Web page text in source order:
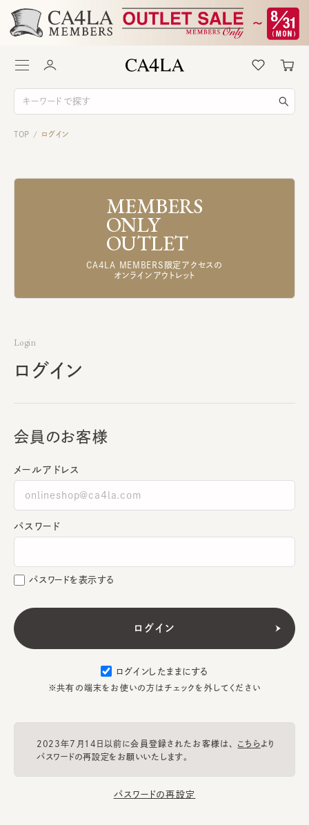
TOP / ログイン
MEMBERS
ONLY
OUTLET
CA4LA MEMBERS限定アクセスの
オンラインアウトレット
Login
ログイン
会員のお客様
メールアドレス
パスワード
パスワードを表示する
ログインしたままにする
※共有の端末をお使いの方はチェックを外してください
2023年7月14日以前に会員登録されたお客様は、 こちらより
パスワードの再設定をお願いいたします。
パスワードの再設定